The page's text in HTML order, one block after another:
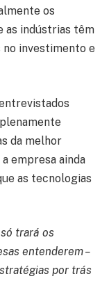
os
as indústrias têm
investimento e
da melhor
empresa ainda
as tecnologias
trará os
entenderem –
por trás